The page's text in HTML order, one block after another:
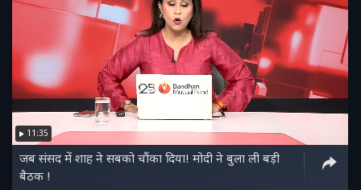
11:35
जब संसद में शाह ने सबको चौंका दिया! मोदी ने बुला ली बड़ी
बैठक !